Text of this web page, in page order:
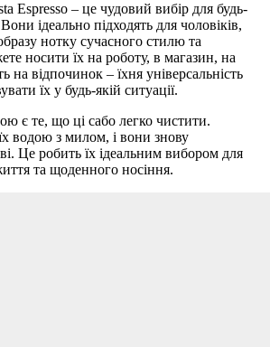
Espresso – це чудовий вибір для будь-
ідеально підходять для чоловіків,
нотку сучасного стилю та
носити їх на роботу, в магазин, на
на відпочинок – їхня універсальність
їх у будь-якій ситуації.
є те, що ці сабо легко чистити.
водою з милом, і вони знову
Це робить їх ідеальним вибором для
та щоденного носіння.